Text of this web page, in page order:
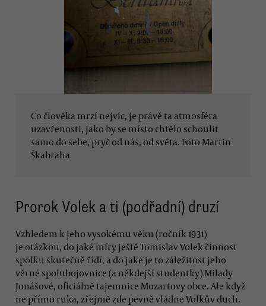
Co člověka mrzí nejvíc, je právě ta atmosféra
uzavřenosti, jako by se místo chtělo schoulit
samo do sebe, pryč od nás, od světa. Foto Martin
Škabraha
Prorok Volek a ti (podřadní) druzí
Vzhledem k jeho vysokému věku (ročník 1931)
je otázkou, do jaké míry ještě Tomislav Volek činnost
spolku skutečně řídí, a do jaké je to záležitost jeho
věrné spolubojovnice (a někdejší studentky) Milady
Jonášové, oficiálně tajemnice Mozartovy obce. Ale když
ne přímo ruka, zřejmě zde pevně vládne Volkův duch.